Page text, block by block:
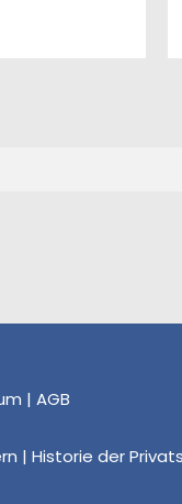
| AGB
| Historie der